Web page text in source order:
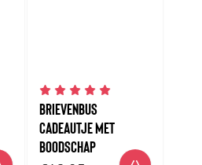
BRIEVENBUS
CADEAUTJE MET
BOODSCHAP